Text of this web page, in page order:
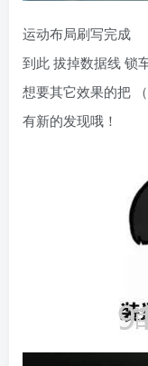
运动布局刷写完成
到此 拔掉数据线 锁
想要其它效果的把
有新的发现哦！